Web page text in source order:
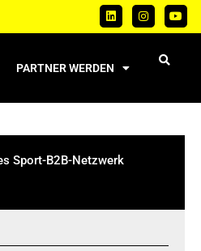
PARTNER WERDEN
Sport-B2B-Netzwerk